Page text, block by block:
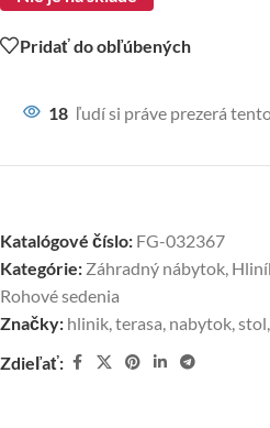
Pridať do obľúbených
18 ľudí si práve prezerá
Katalógové číslo: FG-032367
Kategórie: Záhradný nábytok,
Rohové sedenia
Značky: hlinik,terasa, nabytok,stol,
Zdieľať: